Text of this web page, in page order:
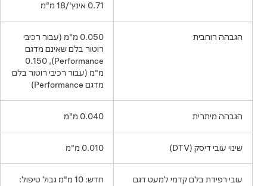
0.71 אינץ'/18 מ"מ
הגבהה רוחבית
0.050 מ"מ (עבור רכיבי
רוטור בלם שאינם מדגם
Performance), 0.150
מ"מ (עבור רכיבי רוטור בלם
מדגם Performance)
הגבהה מיתרית 0.040 מ"מ
שינוי עובי דיסק (DTV) 0.010 מ"מ
עובי רפידת בלם קדמי למעט דגם
חדש: 10 מ"מ גבול טיפול: